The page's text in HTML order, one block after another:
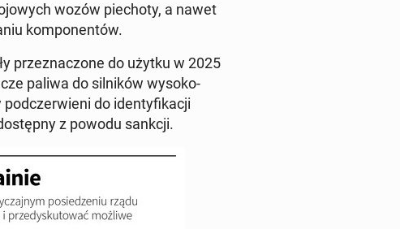
wozów pie­cho­ty, a nawet
kom­po­nen­tów.
prze­zna­czo­ne do użytku w 2025
paliwa do sil­ni­ków wy­so­ko­
do iden­ty­fi­ka­cji
z powodu sankcji.